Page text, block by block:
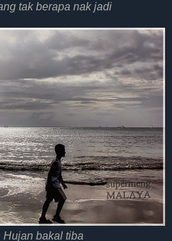
tak berapa nak jadi
Hujan bakal tiba